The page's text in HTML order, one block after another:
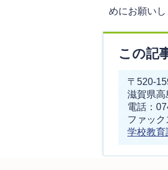
めにお願いし
この記
〒520-
滋賀県
電話：
ファッ
学校教育